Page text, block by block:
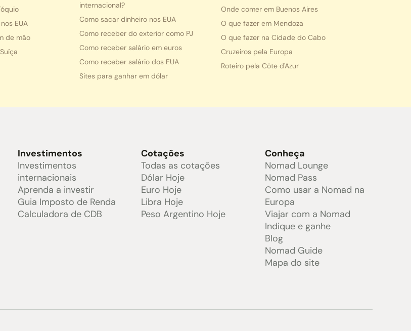
EUA
de mão
internacional?
Como sacar dinheiro nos EUA
Como receber do exterior como PJ
Como receber salário em euros
Como receber salário dos EUA
Sites para ganhar em dólar
Onde comer em Buenos Aires
O que fazer em Mendoza
O que fazer na Cidade do Cabo
Cruzeiros pela Europa
Roteiro pela Côte d'Azur
Investimentos
Investimentos
internacionais
Aprenda a investir
Guia Imposto de Renda
Calculadora de CDB
Cotações
Todas as cotações
Dólar Hoje
Euro Hoje
Libra Hoje
Peso Argentino Hoje
Conheça
Nomad Lounge
Nomad Pass
Como usar a Nomad na
Europa
Viajar com a Nomad
Indique e ganhe
Blog
Nomad Guide
Mapa do site